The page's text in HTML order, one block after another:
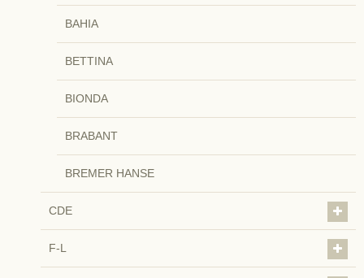
BAHIA
BETTINA
BIONDA
BRABANT
BREMER HANSE
CDE
F-L